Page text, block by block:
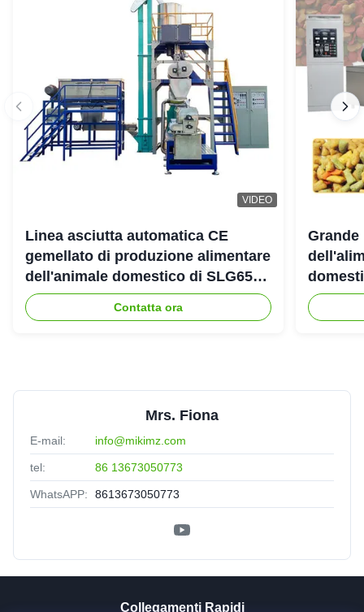
VIDEO
Linea asciutta automatica CE
gemellato di produzione alimentare
dell'animale domestico di SLG65
SLG70 dell'estrusore a vite di
parallelo
Contatta ora
Grande
Mrs. Fiona
E-mail: info@mikimz.com
tel: 86 13673050773
WhatsAPP: 8613673050773
Collegamenti Rapidi